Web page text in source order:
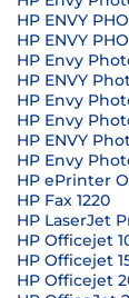
HP ENVY
HP ENVY
HP Envy
HP ENVY
HP Envy
HP Envy
HP ENVY
HP Envy
HP ePrinter
HP Fax 1220
HP LaserJet
HP Officejet
HP Officejet
HP Officejet